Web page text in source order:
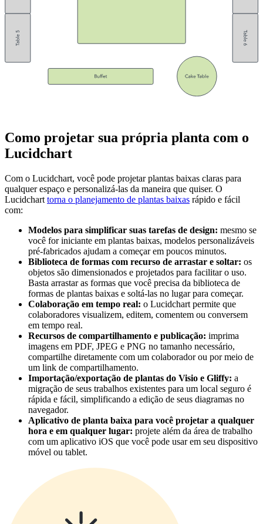
Como projetar sua própria planta com o
Lucidchart
Com o Lucidchart, você pode projetar plantas baixas claras para
qualquer espaço e personalizá-las da maneira que quiser. O
Lucidchart torna o planejamento de plantas baixas rápido e fácil
com:
Modelos para simplificar suas tarefas de design: mesmo se
você for iniciante em plantas baixas, modelos personalizáveis
pré-fabricados ajudam a começar em poucos minutos.
Biblioteca de formas com recurso de arrastar e soltar: os
objetos são dimensionados e projetados para facilitar o uso.
Basta arrastar as formas que você precisa da biblioteca de
formas de plantas baixas e soltá-las no lugar para começar.
Colaboração em tempo real: o Lucidchart permite que
colaboradores visualizem, editem, comentem ou conversem
em tempo real.
Recursos de compartilhamento e publicação: imprima
imagens em PDF, JPEG e PNG no tamanho necessário,
compartilhe diretamente com um colaborador ou por meio de
um link de compartilhamento.
Importação/exportação de plantas do Visio e Gliffy: a
migração de seus trabalhos existentes para um local seguro é
rápida e fácil, simplificando a edição de seus diagramas no
navegador.
Aplicativo de planta baixa para você projetar a qualquer
hora e em qualquer lugar: projete além da área de trabalho
com um aplicativo iOS que você pode usar em seu dispositivo
móvel ou tablet.